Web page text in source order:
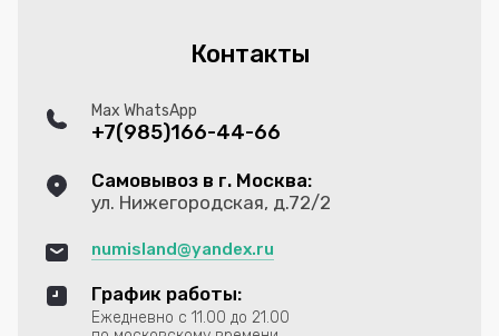
Контакты
Max WhatsApp
+7(985)166-44-66
Самовывоз в г. Москва:
ул. Нижегородская, д.72/2
numisland@yandex.ru
График работы:
Ежедневно с 11.00 до 21.00